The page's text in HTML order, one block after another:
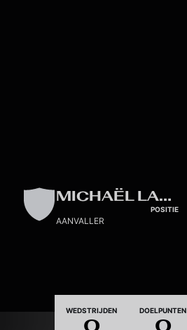
MICHAËL LALLEMAND
POSITIE
AANVALLER
WEDSTRIJDEN DOELPUNTEN